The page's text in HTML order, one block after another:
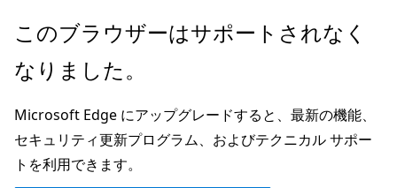
メ
ン
ン
テ
ン
ペ
ジ
ナ
ビ
ゲ
このブラウザーはサポートされなく
なりました。
Microsoft Edge にアップグレードすると、最新の機能、
セキュリティ更新プログラム、およびテクニカル サポー
トを利用できます。